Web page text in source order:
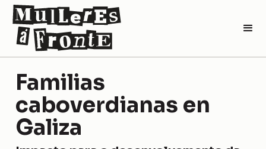
Familias
caboverdianas en
Galiza